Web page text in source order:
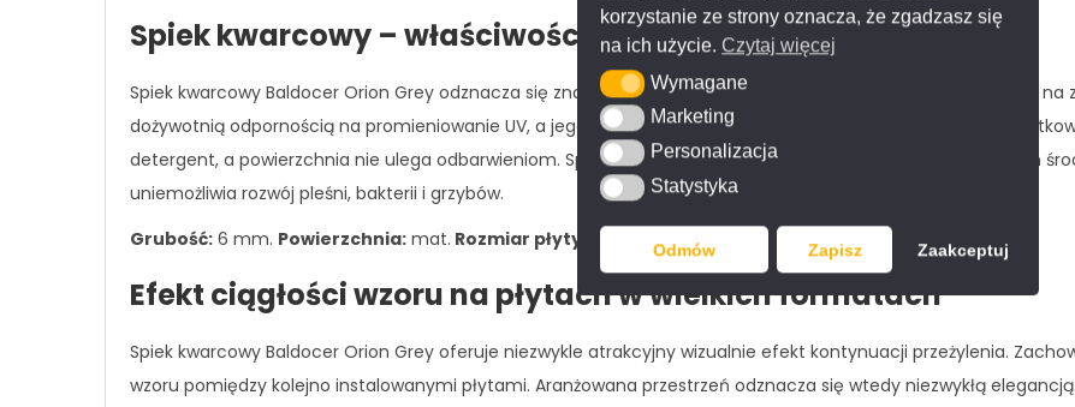
korzystanie ze strony oznacza, że zgadzasz się
na ich użycie. Czytaj więcej
WymaganeWymagane
MarketingMarketing
Personalizacja
Personalizacja
StatystykaStatystyka
Odmów Zapisz Zaakceptuj
Spiek kwarcowy – właściwości
Spiek kwarcowy Baldocer Orion Grey odznacza się znakomitą odpornością na plamy. Jest niezwykle odporny na
dożywotnią odpornością na promieniowanie UV, a jego odcień nie blednie. Spiek Orion Grey
wyróżnia się
detergent, a powierzchnia nie ulega odbarwieniom. Spiek kwarcowy jest również odporny na działanie silnych
uniemożliwia rozwój pleśni, bakterii i grzybów.
Grubość: 6 mm. Powierzchnia: mat. Rozmiar płyty: 120x280cm.
Efekt ciągłości wzoru na płytach w wielkich formatach
Spiek kwarcowy Baldocer Orion Grey oferuje niezwykle atrakcyjny wizualnie efekt kontynuacji przeżylenia.
wzoru pomiędzy kolejno instalowanymi płytami. Aranżowana przestrzeń odznacza się wtedy niezwykłą elegancją.